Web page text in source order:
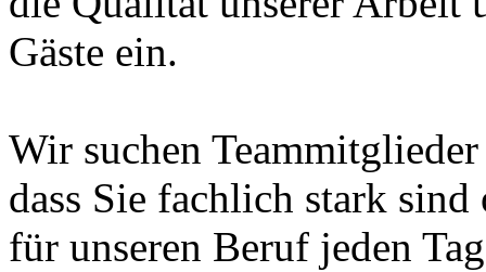
Gäste ein.
Wir suchen
dass Sie fachlich stark
für unseren Beruf jeden